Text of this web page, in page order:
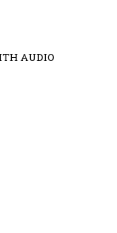
AUDIO